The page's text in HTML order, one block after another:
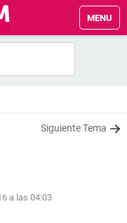
MENU
Siguiente Tema
a las 04:03